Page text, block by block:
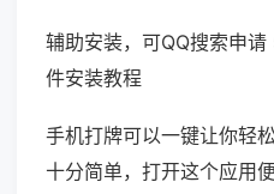
辅助安装，可QQ搜索申
件安装教程
手机打牌可以一键让你轻
十分简单，打开这个应用